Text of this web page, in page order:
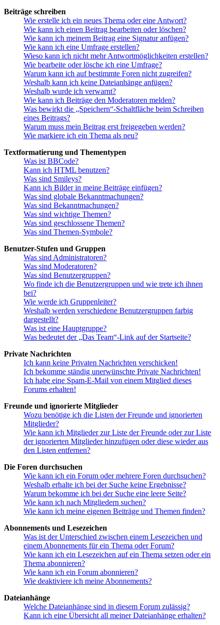
Beiträge schreiben
Wie erstelle ich ein neues Thema oder eine Antwort?
Wie kann ich einen Beitrag bearbeiten oder löschen?
Wie kann ich meinem Beitrag eine Signatur anfügen?
Wie kann ich eine Umfrage erstellen?
Wieso kann ich nicht mehr Antwortmöglichkeiten erstellen?
Wie bearbeite oder lösche ich eine Umfrage?
Warum kann ich auf bestimmte Foren nicht zugreifen?
Weshalb kann ich keine Dateianhänge anfügen?
Weshalb wurde ich verwarnt?
Wie kann ich Beiträge den Moderatoren melden?
Was bewirkt die „Speichern“-Schaltfläche beim Schreiben
eines Beitrags?
Warum muss mein Beitrag erst freigegeben werden?
Wie markiere ich ein Thema als neu?
Textformatierung und Thementypen
Was ist BBCode?
Kann ich HTML benutzen?
Was sind Smileys?
Kann ich Bilder in meine Beiträge einfügen?
Was sind globale Bekanntmachungen?
Was sind Bekanntmachungen?
Was sind wichtige Themen?
Was sind geschlossene Themen?
Was sind Themen-Symbole?
Benutzer-Stufen und Gruppen
Was sind Administratoren?
Was sind Moderatoren?
Was sind Benutzergruppen?
Wo finde ich die Benutzergruppen und wie trete ich ihnen
bei?
Wie werde ich Gruppenleiter?
Weshalb werden verschiedene Benutzergruppen farbig
dargestellt?
Was ist eine Hauptgruppe?
Was bedeutet der „Das Team“-Link auf der Startseite?
Private Nachrichten
Ich kann keine Privaten Nachrichten verschicken!
Ich bekomme ständig unerwünschte Private Nachrichten!
Ich habe eine Spam-E-Mail von einem Mitglied dieses
Forums erhalten!
Freunde und ignorierte Mitglieder
Wozu benötige ich die Listen der Freunde und ignorierten
Mitglieder?
Wie kann ich Mitglieder zur Liste der Freunde oder zur Liste
der ignorierten Mitglieder hinzufügen oder diese wieder aus
den Listen entfernen?
Die Foren durchsuchen
Wie kann ich ein Forum oder mehrere Foren durchsuchen?
Weshalb erhalte ich bei der Suche keine Ergebnisse?
Warum bekomme ich bei der Suche eine leere Seite?
Wie kann ich nach Mitgliedern suchen?
Wie kann ich meine eigenen Beiträge und Themen finden?
Abonnements und Lesezeichen
Was ist der Unterschied zwischen einem Lesezeichen und
einem Abonnements für ein Thema oder Forum?
Wie kann ich ein Lesezeichen auf ein Thema setzen oder ein
Thema abonnieren?
Wie kann ich ein Forum abonnieren?
Wie deaktiviere ich meine Abonnements?
Dateianhänge
Welche Dateianhänge sind in diesem Forum zulässig?
Kann ich eine Übersicht all meiner Dateianhänge erhalten?